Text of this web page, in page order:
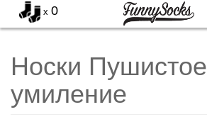
x 0
Носки Пушистое
умиление